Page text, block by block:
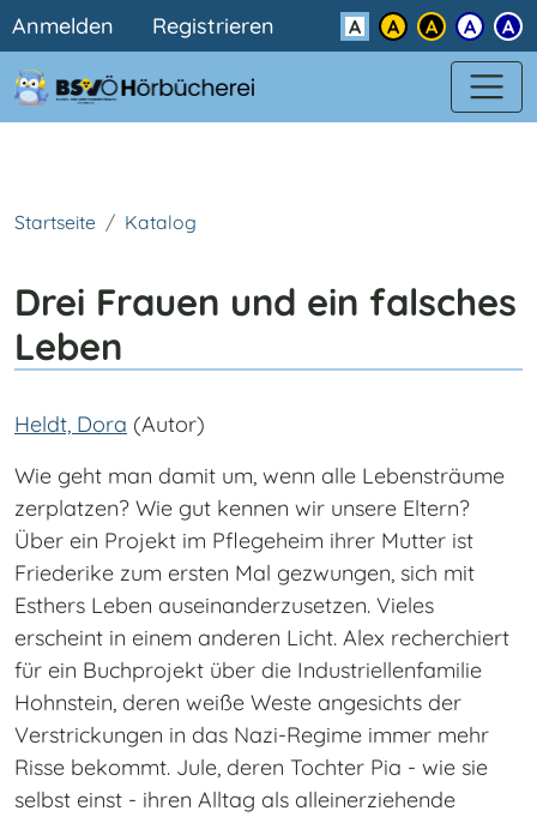
Direkt zum Inhalt
Benutzermenü
Anmelden Registrieren Kontrast
Startseite Katalog
Drei Frauen und ein falsches
Leben
Heldt, Dora (Autor)
Wie geht man damit um, wenn alle Lebensträume
zerplatzen? Wie gut kennen wir unsere Eltern?
Über ein Projekt im Pflegeheim ihrer Mutter ist
Friederike zum ersten Mal gezwungen, sich mit
Esthers Leben auseinanderzusetzen. Vieles
erscheint in einem anderen Licht. Alex recherchiert
für ein Buchprojekt über die Industriellenfamilie
Hohnstein, deren weiße Weste angesichts der
Verstrickungen in das Nazi-Regime immer mehr
Risse bekommt. Jule, deren Tochter Pia - wie sie
selbst einst - ihren Alltag als alleinerziehende